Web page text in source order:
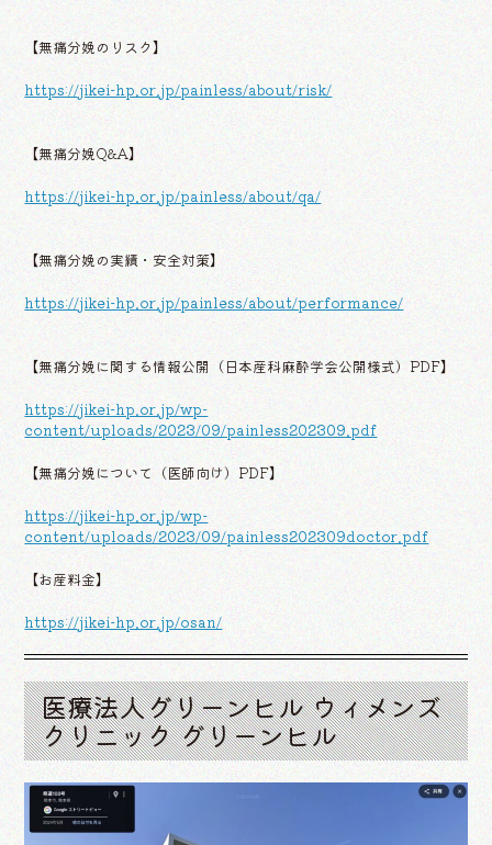
【無痛分娩のリスク】
https://jikei-hp.or.jp/painless/about/risk/
【無痛分娩Q&A】
https://jikei-hp.or.jp/painless/about/qa/
【無痛分娩の実績・安全対策】
https://jikei-hp.or.jp/painless/about/performance/
【無痛分娩に関する情報公開（日本産科麻酔学会公開様式）PDF】
https://jikei-hp.or.jp/wp-
content/uploads/2023/09/painless202309.pdf
【無痛分娩について（医師向け）PDF】
https://jikei-hp.or.jp/wp-
content/uploads/2023/09/painless202309doctor.pdf
【お産料金】
https://jikei-hp.or.jp/osan/
医療法人グリーンヒル ウィメンズ
クリニック グリーンヒル